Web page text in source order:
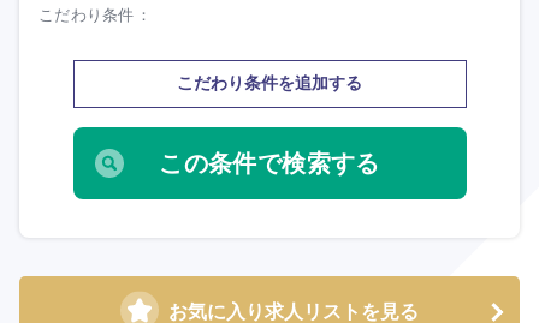
こだわり条件
こだわり条件を追加する
お気に入り求人リストを見る